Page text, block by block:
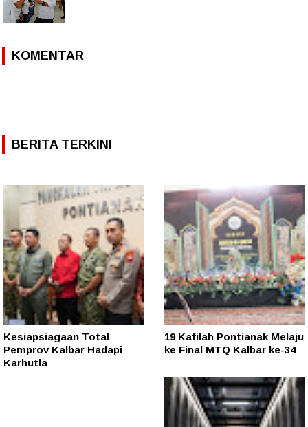
KOMENTAR
BERITA TERKINI
Kesiapsiagaan Total
Pemprov Kalbar Hadapi
Karhutla
19 Kafilah Pontianak Melaju
ke Final MTQ Kalbar ke-34